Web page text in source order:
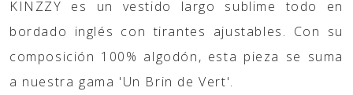
KINZZY es un vestido largo sublime todo en
bordado inglés con tirantes ajustables. Con su
composición 100% algodón, esta pieza se suma
a nuestra gama 'Un Brin de Vert'.